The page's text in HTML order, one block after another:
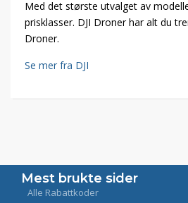
Med det største utvalget av
prisklasser. DJI Droner har alt du
Droner.
Se mer fra DJI
Mest brukte sider
Alle Rabattkoder